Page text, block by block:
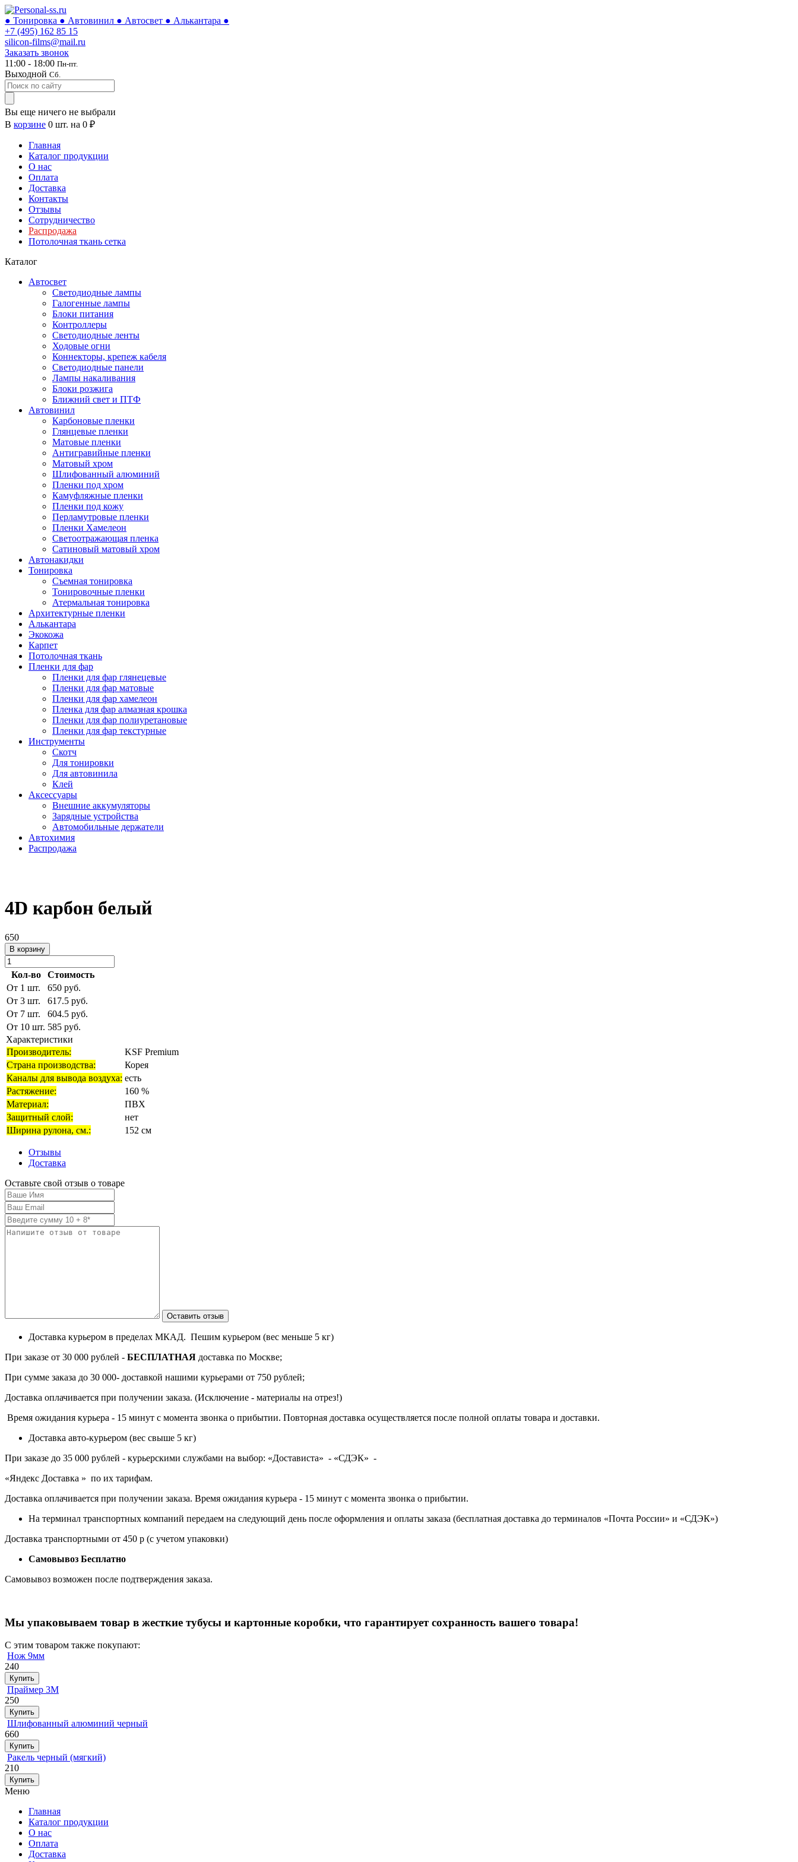
● Тонировка ● Автовинил ● Автосвет ● Алькантара ●
+7 (495) 162 85 15
silicon-films@mail.ru
Заказать звонок
11:00 - 18:00 Пн-пт.
Выходной Сб.
Вы еще ничего не выбрали
В корзине 0 шт. на 0 ₽
Главная
Каталог продукции
О нас
Оплата
Доставка
Контакты
Отзывы
Сотрудничество
Распродажа
Потолочная ткань сетка
Каталог
Автосвет
Светодиодные лампы
Галогенные лампы
Блоки питания
Контроллеры
Светодиодные ленты
Ходовые огни
Коннекторы, крепеж кабеля
Светодиодные панели
Лампы накаливания
Блоки розжига
Ближний свет и ПТФ
Автовинил
Карбоновые пленки
Глянцевые пленки
Матовые пленки
Антигравийные пленки
Матовый хром
Шлифованный алюминий
Пленки под хром
Камуфляжные пленки
Пленки под кожу
Перламутровые пленки
Пленки Хамелеон
Светоотражающая пленка
Сатиновый матовый хром
Автонакидки
Тонировка
Съемная тонировка
Тонировочные пленки
Атермальная тонировка
Архитектурные пленки
Алькантара
Экокожа
Карпет
Потолочная ткань
Пленки для фар
Пленки для фар глянецевые
Пленки для фар матовые
Пленки для фар хамелеон
Пленка для фар алмазная крошка
Пленки для фар полиуретановые
Пленки для фар текстурные
Инструменты
Скотч
Для тонировки
Для автовинила
Клей
Аксессуары
Внешние аккумуляторы
Зарядные устройства
Автомобильные держатели
Автохимия
Распродажа
4D карбон белый
650
В корзину
Кол-во
Стоимость
От 1 шт.
650 руб.
От 3 шт.
617.5 руб.
От 7 шт.
604.5 руб.
От 10 шт. 585 руб.
Характеристики
Производитель:
KSF Premium
Страна производства:
Корея
Каналы для вывода воздуха: есть
Растяжение:
160 %
Материал:
ПВХ
Защитный слой:
нет
Ширина рулона, см.:
152 см
Отзывы
Доставка
Оставьте свой отзыв о товаре
Доставка курьером в пределах МКАД. Пешим курьером (вес меньше 5 кг)
При заказе от 30 000 рублей - БЕСПЛАТНАЯ доставка по Москве;
При сумме заказа до 30 000- доставкой нашими курьерами от 750 рублей;
Доставка оплачивается при получении заказа. (Исключение - материалы на отрез!)
Время ожидания курьера - 15 минут с момента звонка о прибытии. Повторная доставка осуществляется после полной оплаты товара и доставки.
Доставка авто-курьером (вес свыше 5 кг)
При заказе до 35 000 рублей - курьерскими службами на выбор: «Достависта» - «СДЭК» -
«Яндекс Доставка » по их тарифам.
Доставка оплачивается при получении заказа. Время ожидания курьера - 15 минут с момента звонка о прибытии.
На терминал транспортных компаний передаем на следующий день после оформления и оплаты заказа (бесплатная доставка до терминалов «Почта России» и «СДЭК»)
Доставка транспортными от 450 р (с учетом упаковки)
Самовывоз Бесплатно
Самовывоз возможен после подтверждения заказа.
Мы упаковываем товар в жесткие тубусы и картонные коробки, что гарантирует сохранность вашего товара!
С этим товаром также покупают:
Нож 9мм
240
Купить
Праймер 3М
250
Купить
Шлифованный алюминий черный
660
Купить
Ракель черный (мягкий)
210
Купить
Меню
Главная
Каталог продукции
О нас
Оплата
Доставка